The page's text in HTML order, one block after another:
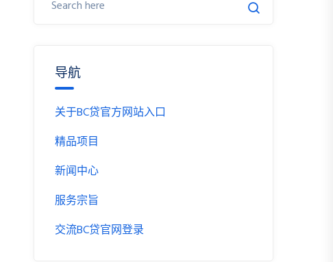
导航
关于BC贷官方网站入口
精品项目
新闻中心
服务宗旨
交流BC贷官网登录